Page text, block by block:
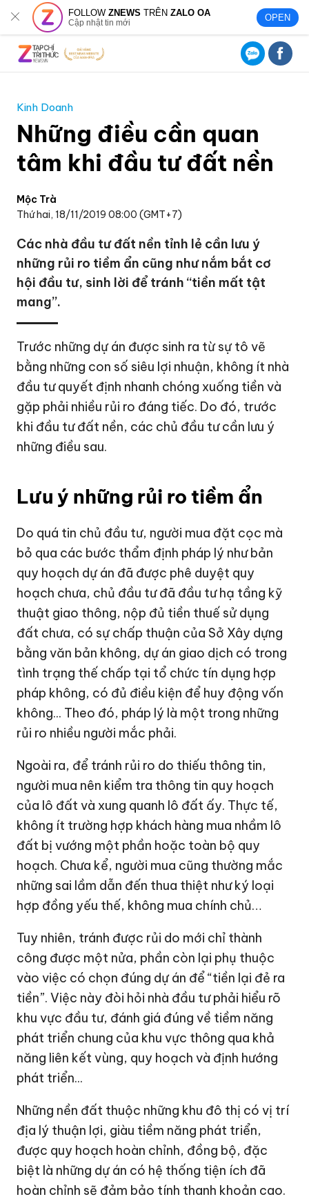
FOLLOWZNEWS TRÊNZALO OA
Cập nhật tin mới OPEN
Kinh Doanh
Những điều cần quan
tâm khi đầu tư đất nền
Mộc Trà
Thứ hai, 18/11/2019 08:00 (GMT+7)
Các nhà đầu tư đất nền tỉnh lẻ cần lưu ý
những rủi ro tiềm ẩn cũng như nắm bắt cơ
hội đầu tư, sinh lời để tránh “tiền mất tật
mang”.
Trước những dự án được sinh ra từ sự tô vẽ
bằng những con số siêu lợi nhuận, không ít nhà
đầu tư quyết định nhanh chóng xuống tiền và
gặp phải nhiều rủi ro đáng tiếc. Do đó, trước
khi đầu tư đất nền, các chủ đầu tư cần lưu ý
những điều sau.
Lưu ý những rủi ro tiềm ẩn
Do quá tin chủ đầu tư, người mua đặt cọc mà
bỏ qua các bước thẩm định pháp lý như bản
quy hoạch dự án đã được phê duyệt quy
hoạch chưa, chủ đầu tư đã đầu tư hạ tầng kỹ
thuật giao thông, nộp đủ tiền thuế sử dụng
đất chưa, có sự chấp thuận của Sở Xây dựng
bằng văn bản không, dự án giao dịch có trong
tình trạng thế chấp tại tổ chức tín dụng hợp
pháp không, có đủ điều kiện để huy động vốn
không... Theo đó, pháp lý là một trong những
rủi ro nhiều người mắc phải.
Ngoài ra, để tránh rủi ro do thiếu thông tin,
người mua nên kiểm tra thông tin quy hoạch
của lô đất và xung quanh lô đất ấy. Thực tế,
không ít trường hợp khách hàng mua nhầm lô
đất bị vướng một phần hoặc toàn bộ quy
hoạch. Chưa kể, người mua cũng thường mắc
những sai lầm dẫn đến thua thiệt như ký loại
hợp đồng yếu thế, không mua chính chủ…
Tuy nhiên, tránh được rủi do mới chỉ thành
công được một nửa, phần còn lại phụ thuộc
vào việc có chọn đúng dự án để “tiền lại đẻ ra
tiền”. Việc này đòi hỏi nhà đầu tư phải hiểu rõ
khu vực đầu tư, đánh giá đúng về tiềm năng
phát triển chung của khu vực thông qua khả
năng liên kết vùng, quy hoạch và định hướng
phát triển...
Những nền đất thuộc những khu đô thị có vị trí
địa lý thuận lợi, giàu tiềm năng phát triển,
được quy hoạch hoàn chỉnh, đồng bộ, đặc
biệt là những dự án có hệ thống tiện ích đã
hoàn chỉnh sẽ đảm bảo tính thanh khoản cao.